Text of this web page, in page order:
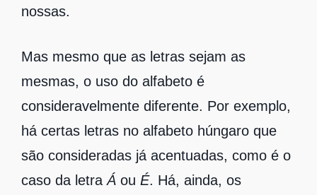
nossas.
Mas mesmo que as letras sejam as
mesmas, o uso do alfabeto é
consideravelmente diferente. Por exemplo,
há certas letras no alfabeto húngaro que
são consideradas já acentuadas, como é o
caso da letraÁ ou É. Há, ainda, os